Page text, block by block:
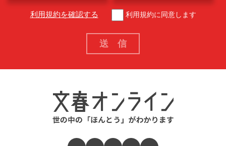
利用規約を確認する 利用規約に同意します